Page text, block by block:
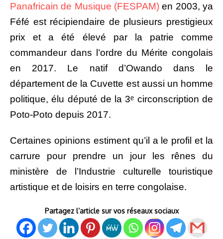
Panafricain de Musique (FESPAM) en 2003, ya
Féfé est récipiendaire de plusieurs prestigieux
prix et a été élevé par la patrie comme
commandeur dans l’ordre du Mérite congolais
en 2017. Le natif d’Owando dans le
département de la Cuvette est aussi un homme
politique, élu député de la 3ᵉ circonscription de
Poto-Poto depuis 2017.
Certaines opinions estiment qu’il a le profil et la
carrure pour prendre un jour les rênes du
ministère de l’Industrie culturelle touristique
artistique et de loisirs en terre congolaise.
Partagez l’article sur vos réseaux sociaux